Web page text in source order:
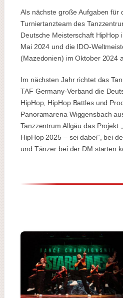
Als nächste große Aufgaben für
Turniertanzteam des
Deutsche Meisterschaft HipHop
Mai 2024 und die IDO-
(Mazedonien) im Oktober 2024
Im nächsten Jahr richtet das
TAF Germany-Verband die
HipHop, HipHop Battles und
Panoramarena Wiggensbach
Tanzzentrum Allgäu das Projekt
HipHop 2025 – sei dabei“, bei
und Tänzer bei der DM starten